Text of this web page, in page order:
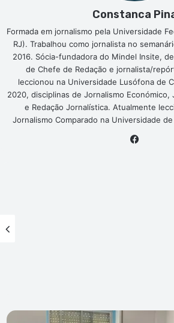
Constanca
Formada em jornalismo pela Universidade
RJ). Trabalhou como jornalista no
2016. Sócia-fundadora do Mindel Insite,
de Chefe de Redação e jornalista/
leccionou na Universidade Lusófona de
2020, disciplinas de Jornalismo Económico,
e Redação Jornalística. Atualmente
Jornalismo Comparado na Universidade
Junta